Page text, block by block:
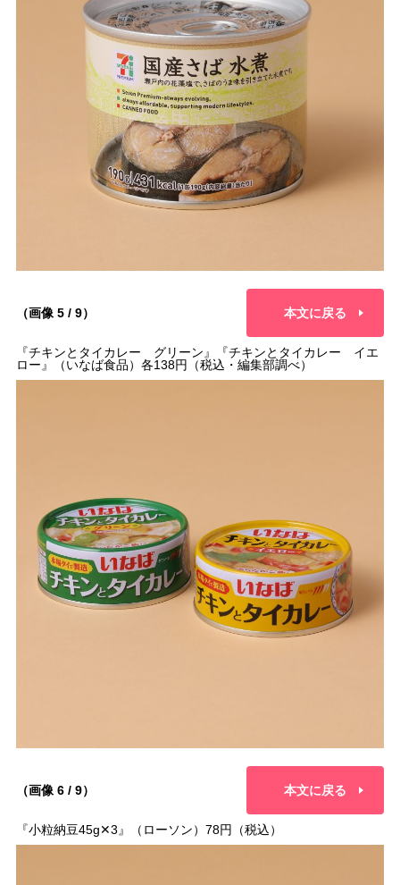
（画像 5 / 9） 本文に戻る
『チキンとタイカレー グリーン』『チキンとタイカレー イエ
ロー』（いなば食品）各138円（税込・編集部調べ）
（画像 6 / 9） 本文に戻る
『小粒納豆45g✕3』（ローソン）78円（税込）